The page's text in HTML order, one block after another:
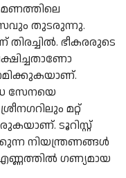
തുടരുന്നു.
തിരച്ചിൽ. ഭീകരരുടെ
സേനയെ
മറ്റ്
ടൂറിസ്റ്റ്
നിയന്ത്രണങ്ങൾ
ഗണ്യമായ